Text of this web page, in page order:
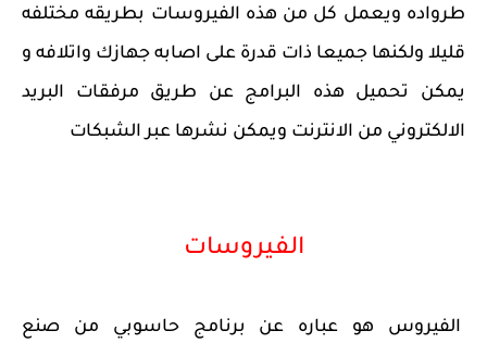
طرواده ويعمل كل من هذه الفيروسات بطريقه مختلفه
قليلا ولكنها جميعا ذات قدرة على اصابه جهازك واتلافه و
يمكن تحميل هذه البرامج عن طريق مرفقات البريد
الالكتروني من الانترنت ويمكن نشرها عبر الشبكات
الفيروسات
الفيروس هو عباره عن برنامج حاسوبي من صنع